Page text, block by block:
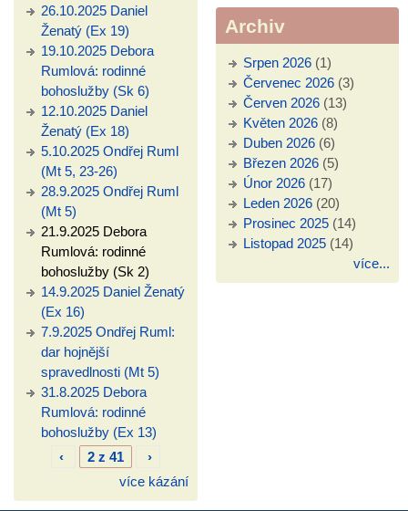
26.10.2025 Daniel
Ženatý (Ex 19)
19.10.2025 Debora
Rumlová: rodinné
bohoslužby (Sk 6)
12.10.2025 Daniel
Ženatý (Ex 18)
5.10.2025 Ondřej Ruml
(Mt 5, 23-26)
28.9.2025 Ondřej Ruml
(Mt 5)
21.9.2025 Debora
Rumlová: rodinné
bohoslužby (Sk 2)
14.9.2025 Daniel Ženatý
(Ex 16)
7.9.2025 Ondřej Ruml:
dar hojnější
spravedlnosti (Mt 5)
31.8.2025 Debora
Rumlová: rodinné
bohoslužby (Ex 13)
‹
2 z 41
›
více kázání
Archiv
Srpen 2026(1)
Červenec 2026(3)
Červen 2026(13)
Květen 2026(8)
Duben 2026(6)
Březen 2026(5)
Únor 2026(17)
Leden 2026(20)
Prosinec 2025(14)
Listopad 2025(14)
více...